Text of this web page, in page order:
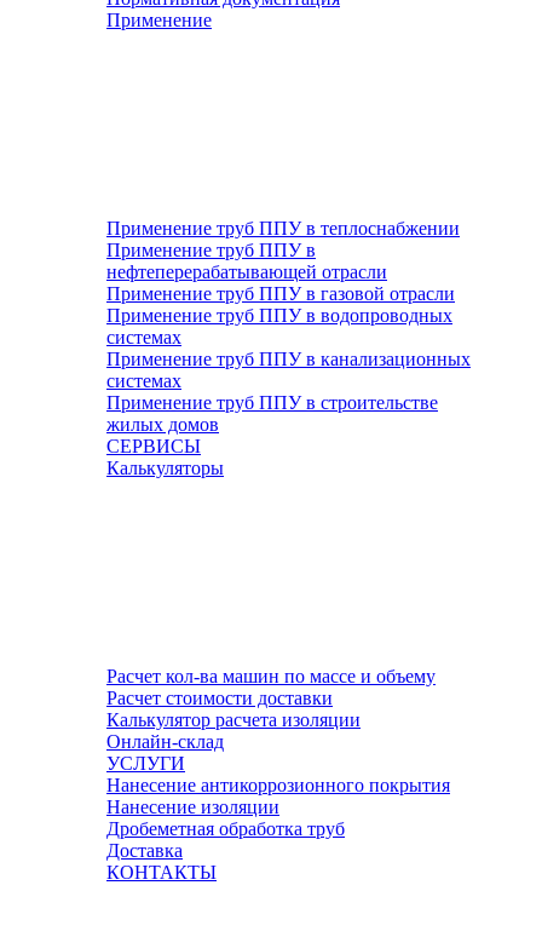
Применение
Применение труб ППУ в теплоснабжении
Применение труб ППУ в
нефтеперерабатывающей отрасли
Применение труб ППУ в газовой отрасли
Применение труб ППУ в водопроводных
системах
Применение труб ППУ в канализационных
системах
Применение труб ППУ в строительстве
жилых домов
СЕРВИСЫ
Калькуляторы
Расчет кол-ва машин по массе и объему
Расчет стоимости доставки
Калькулятор расчета изоляции
Онлайн-склад
УСЛУГИ
Нанесение антикоррозионного покрытия
Нанесение изоляции
Дробеметная обработка труб
Доставка
КОНТАКТЫ